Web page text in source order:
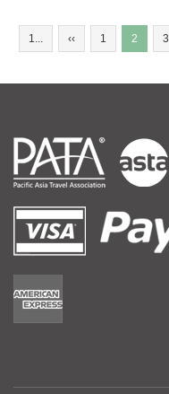
1... ‹‹ 1 2 3